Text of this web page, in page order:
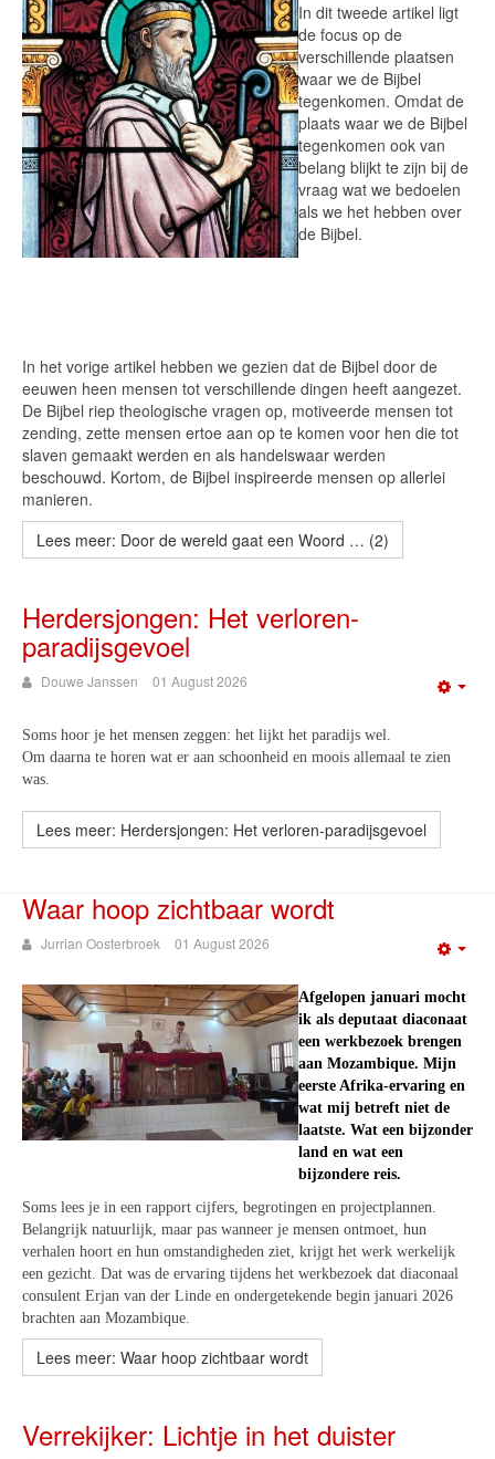
In dit tweede artikel ligt
de focus op de
verschillende plaatsen
waar we de Bijbel
tegenkomen. Omdat de
plaats waar we de Bijbel
tegenkomen ook van
belang blijkt te zijn bij de
vraag wat we bedoelen
als we het hebben over
de Bijbel.
In het vorige artikel hebben we gezien dat de Bijbel door de
eeuwen heen mensen tot verschillende dingen heeft aangezet.
De Bijbel riep theologische vragen op, motiveerde mensen tot
zending, zette mensen ertoe aan op te komen voor hen die tot
slaven gemaakt werden en als handelswaar werden
beschouwd. Kortom, de Bijbel inspireerde mensen op allerlei
manieren.
Lees meer: Door de wereld gaat een Woord … (2)
Herdersjongen: Het verloren-
paradijsgevoel
Douwe Janssen 01 August 2026
Soms hoor je het mensen zeggen: het lijkt het paradijs wel.
Om daarna te horen wat er aan schoonheid en moois allemaal te zien
was.
Lees meer: Herdersjongen: Het verloren-paradijsgevoel
Waar hoop zichtbaar wordt
Jurrian Oosterbroek 01 August 2026
Afgelopen januari mocht
ik als deputaat diaconaat
een werkbezoek brengen
aan Mozambique. Mijn
eerste Afrika-ervaring en
wat mij betreft niet de
laatste. Wat een bijzonder
land en wat een
bijzondere reis.
Soms lees je in een rapport cijfers, begrotingen en projectplannen.
Belangrijk natuurlijk, maar pas wanneer je mensen ontmoet, hun
verhalen hoort en hun omstandigheden ziet, krijgt het werk werkelijk
een gezicht. Dat was de ervaring tijdens het werkbezoek dat diaconaal
consulent Erjan van der Linde en ondergetekende begin januari 2026
brachten aan Mozambique.
Lees meer: Waar hoop zichtbaar wordt
Verrekijker: Lichtje in het duister